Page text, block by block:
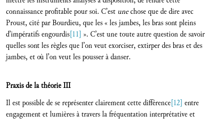
connaissance profitable pour soi. C’est unechose que de dire avec
Proust, cité par Bourdieu, que les « les jambes, les bras sont pleins
d’impératifs engourdis[11] ». C’est une toute autre question de savoir
quelles sont les règles que l’on veut exorciser, extirper des bras et des
jambes, et où l’on veut les pousser à danser.
Praxis de la théorie III
Il est possible de se représenter clairement cette différence[12] entre
engagement et lumières à travers la fréquentation interprétative et